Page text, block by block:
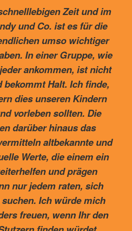
Zeit und im
und Co. ist es für die
umso wichtiger
In einer Gruppe, wie
ankommen, ist nicht
bekommt Halt. Ich finde,
dies unseren Kindern
vorleben sollten. Die
darüber hinaus das
altbekannte und
Werte, die einem ein
und prägen
nur jedem raten, sich
Ich würde mich
freuen, wenn Ihr den